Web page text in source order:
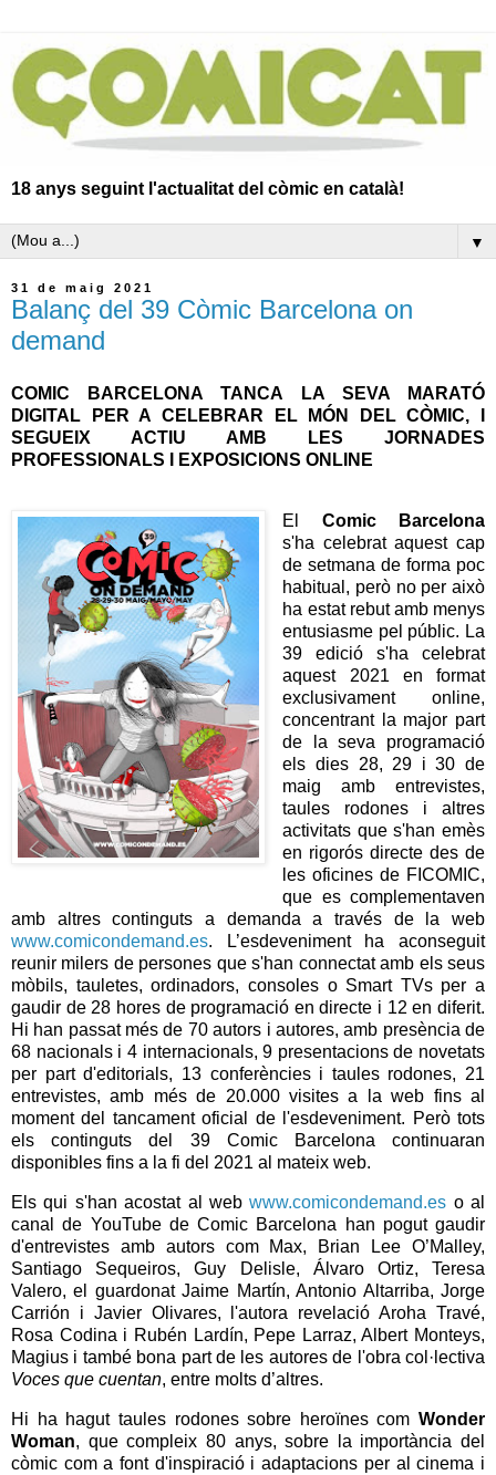
18 anys seguint l'actualitat del còmic en català!
▼
31 de maig 2021
Balanç del 39 Còmic Barcelona on
demand
COMIC BARCELONA TANCA LA SEVA MARATÓ
DIGITAL PER A CELEBRAR EL MÓN DEL CÒMIC, I
SEGUEIX ACTIU AMB LES JORNADES
PROFESSIONALS I EXPOSICIONS ONLINE
El Comic Barcelona
s'ha celebrat aquest cap
de setmana de forma poc
habitual, però no per això
ha estat rebut amb menys
entusiasme pel públic. La
39 edició s'ha celebrat
aquest 2021 en format
exclusivament online,
concentrant la major part
de la seva programació
els dies 28, 29 i 30 de
maig amb entrevistes,
taules rodones i altres
activitats que s'han emès
en rigorós directe des de
les oficines de FICOMIC,
que es complementaven
amb altres continguts a demanda a través de la web
www.comicondemand.es. L’esdeveniment ha aconseguit
reunir milers de persones que s'han connectat amb els seus
mòbils, tauletes, ordinadors, consoles o Smart TVs per a
gaudir de 28 hores de programació en directe i 12 en diferit.
Hi han passat més de 70 autors i autores, amb presència de
68 nacionals i 4 internacionals, 9 presentacions de novetats
per part d'editorials, 13 conferències i taules rodones, 21
entrevistes, amb més de 20.000 visites a la web fins al
moment del tancament oficial de l'esdeveniment. Però tots
els continguts del 39 Comic Barcelona continuaran
disponibles fins a la fi del 2021 al mateix web.
Els qui s'han acostat al webwww.comicondemand.es o al
canal de YouTube de Comic Barcelona han pogut gaudir
d'entrevistes amb autors com Max, Brian Lee O’Malley,
Santiago Sequeiros, Guy Delisle, Álvaro Ortiz, Teresa
Valero, el guardonat Jaime Martín, Antonio Altarriba, Jorge
Carrión i Javier Olivares, l'autora revelació Aroha Travé,
Rosa Codina i Rubén Lardín, Pepe Larraz, Albert Monteys,
Magius i també bona part de les autores de l'obra col·lectiva
Voces que cuentan, entre molts d’altres.
Hi ha hagut taules rodones sobre heroïnes com Wonder
Woman, que compleix 80 anys, sobre la importància del
còmic com a font d'inspiració i adaptacions per al cinema i